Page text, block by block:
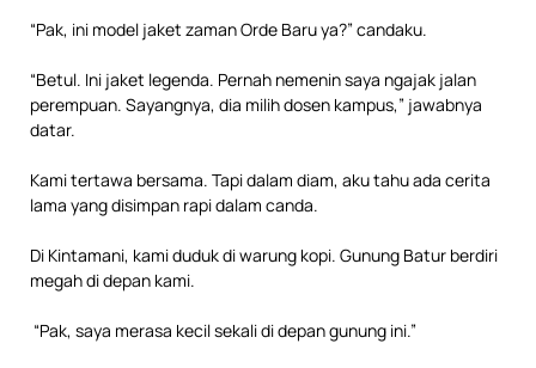
“Pak, ini model jaket zaman Orde Baru ya?” candaku.
“Betul. Ini jaket legenda. Pernah nemenin saya ngajak jalan
perempuan. Sayangnya, dia milih dosen kampus,” jawabnya
datar.
Kami tertawa bersama. Tapi dalam diam, aku tahu ada cerita
lama yang disimpan rapi dalam canda.
Di Kintamani, kami duduk di warung kopi. Gunung Batur berdiri
megah di depan kami.
“Pak, saya merasa kecil sekali di depan gunung ini.”